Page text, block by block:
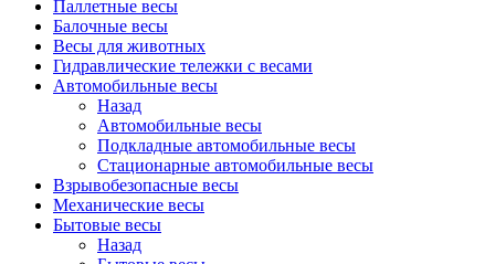
Паллетные весы
Балочные весы
Весы для животных
Гидравлические тележки с весами
Автомобильные весы
Назад
Автомобильные весы
Подкладные автомобильные весы
Стационарные автомобильные весы
Взрывобезопасные весы
Механические весы
Бытовые весы
Назад